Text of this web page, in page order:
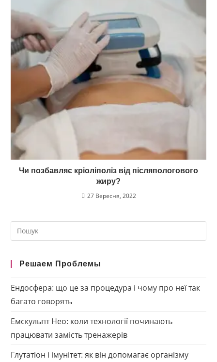
Чи позбавляє кріоліполіз від післяпологового
жиру?
27 Вересня, 2022
Search
this
Решаем Проблемы
Ендосфера: що це за процедура і чому про неї так
багато говорять
Емскульпт Нео: коли технології починають
працювати замість тренажерів
Глутатіон і імунітет: як він допомагає організму